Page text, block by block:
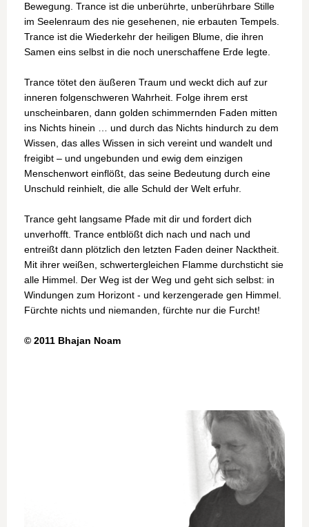
Bewegung. Trance ist die unberührte, unberührbare Stille
im Seelenraum des nie gesehenen, nie erbauten Tempels.
Trance ist die Wiederkehr der heiligen Blume, die ihren
Samen eins selbst in die noch unerschaffene Erde legte.
Trance tötet den äußeren Traum und weckt dich auf zur
inneren folgenschweren Wahrheit. Folge ihrem erst
unscheinbaren, dann golden schimmernden Faden mitten
ins Nichts hinein … und durch das Nichts hindurch zu dem
Wissen, das alles Wissen in sich vereint und wandelt und
freigibt – und ungebunden und ewig dem einzigen
Menschenwort einflößt, das seine Bedeutung durch eine
Unschuld reinhielt, die alle Schuld der Welt erfuhr.
Trance geht langsame Pfade mit dir und fordert dich
unverhofft. Trance entblößt dich nach und nach und
entreißt dann plötzlich den letzten Faden deiner Nacktheit.
Mit ihrer weißen, schwertergleichen Flamme durchsticht sie
alle Himmel. Der Weg ist der Weg und geht sich selbst: in
Windungen zum Horizont - und kerzengerade gen Himmel.
Fürchte nichts und niemanden, fürchte nur die Furcht!
© 2011 Bhajan Noam